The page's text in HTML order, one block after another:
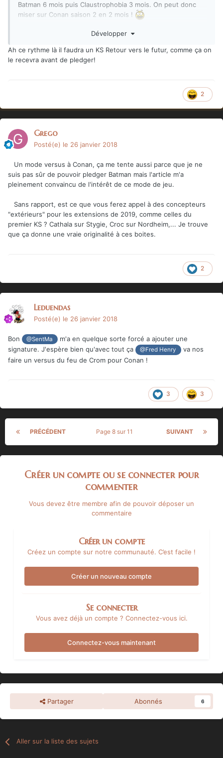
Batman 6 mois puis Claustrophobia 3 mois. On peut donc
miser sur Conan saison 2 en 2 mois !
Développer
Ah ce rythme là il faudra un KS Retour vers le futur, comme ça on
le recevra avant de pledger!
2
Grego
Posté(e) le 26 janvier 2018
Un mode versus à Conan, ça me tente aussi parce que je ne
suis pas sûr de pouvoir pledger Batman mais l'article m'a
pleinement convaincu de l'intérêt de ce mode de jeu.
Sans rapport, est ce que vous ferez appel à des concepteurs
"extérieurs" pour les extensions de 2019, comme celles du
premier KS ? Cathala sur Stygie, Croc sur Nordheim,... Je trouve
que ça donne une vraie originalité à ces boites.
2
Leduendas
Posté(e) le 26 janvier 2018
Bon @SentMa
m'a en quelque sorte forcé a ajouter une
signature. J'espère bien qu'avec tout ça
@Fred Henry
va nos
faire un versus du feu de Crom pour Conan !
3 3
PRÉCÉDENT SUIVANT
Page 8 sur 11
Créer un compte ou se connecter pour
commenter
Vous devez être membre afin de pouvoir déposer un
commentaire
Créer un compte
Créez un compte sur notre communauté. C’est facile !
Créer un nouveau compte
Se connecter
Vous avez déjà un compte ? Connectez-vous ici.
Connectez-vous maintenant
Partager Abonnés 6
Aller sur la liste des sujets